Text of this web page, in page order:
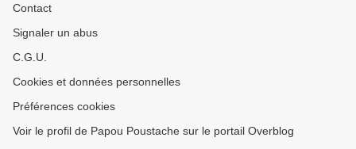
Contact
Signaler un abus
C.G.U.
Cookies et données personnelles
Préférences cookies
Voir le profil de Papou Poustache sur le portail Overblog